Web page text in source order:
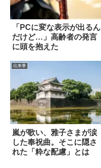
「PCに変な表示が出るん
だけど…」高齢者の発言
に頭を抱えた
出来事
嵐が歌い、雅子さまが涙
した奉祝曲。そこに隠さ
れた「粋な配慮」とは